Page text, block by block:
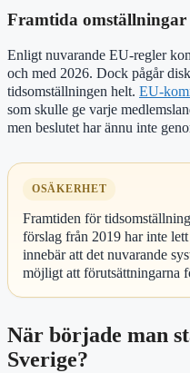
Framtida omställningar
Enligt nuvarande EU-regler
och med 2026. Dock pågår
tidsomställningen helt. EU-
som skulle ge varje
men beslutet har ännu inte
OSÄKERHET
Framtiden för
förslag från 2019 har inte
innebär att det nuvarande
möjligt att förutsättningarna
När började man
Sverige?